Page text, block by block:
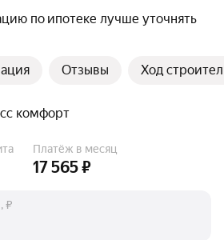
по ипотеке лучше уточнять
Отзывы Ход
комфорт
Платёж в месяц
17 565 ₽
₽